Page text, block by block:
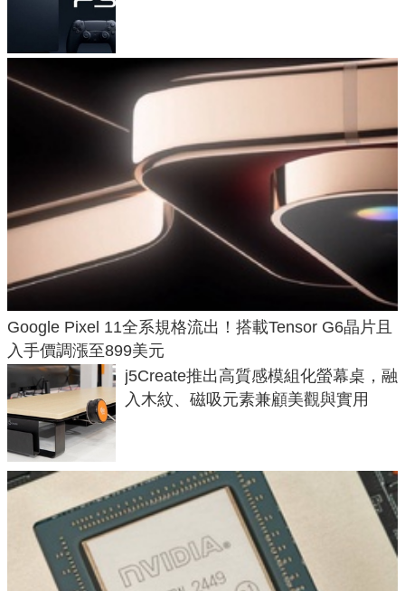
Google Pixel 11全系規格流出！搭載Tensor G6晶片且
入手價調漲至899美元
j5Create推出高質感模組化螢幕桌，融
入木紋、磁吸元素兼顧美觀與實用